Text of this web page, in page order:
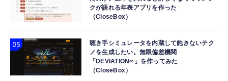
クが語れる年表アプリを作った
（CloseBox）
聴き手シミュレータを内蔵して飽きないテク
ノを生成したい。無限偏差機関
「DEVIATION∞」を作ってみた
（CloseBox）